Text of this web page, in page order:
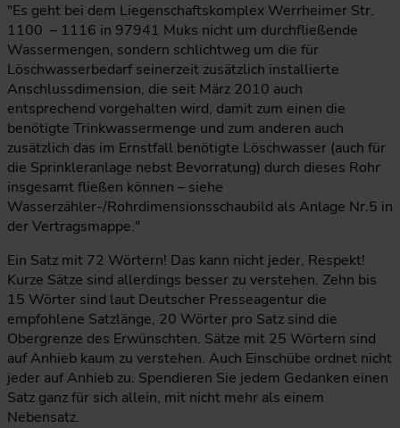
"Es geht bei dem Liegenschaftskomplex Werrheimer Str.
1100 – 1116 in 97941 Muks nicht um durchfließende
Wassermengen, sondern schlichtweg um die für
Löschwasserbedarf seinerzeit zusätzlich installierte
Anschlussdimension, die seit März 2010 auch
entsprechend vorgehalten wird, damit zum einen die
benötigte Trinkwassermenge und zum anderen auch
zusätzlich das im Ernstfall benötigte Löschwasser (auch für
die Sprinkleranlage nebst Bevorratung) durch dieses Rohr
insgesamt fließen können – siehe
Wasserzähler-/Rohrdimensionsschaubild als Anlage Nr.5 in
der Vertragsmappe."
Ein Satz mit 72 Wörtern! Das kann nicht jeder, Respekt!
Kurze Sätze sind allerdings besser zu verstehen. Zehn bis
15 Wörter sind laut Deutscher Presseagentur die
empfohlene Satzlänge, 20 Wörter pro Satz sind die
Obergrenze des Erwünschten. Sätze mit 25 Wörtern sind
auf Anhieb kaum zu verstehen. Auch Einschübe ordnet nicht
jeder auf Anhieb zu. Spendieren Sie jedem Gedanken einen
Satz ganz für sich allein, mit nicht mehr als einem
Nebensatz.